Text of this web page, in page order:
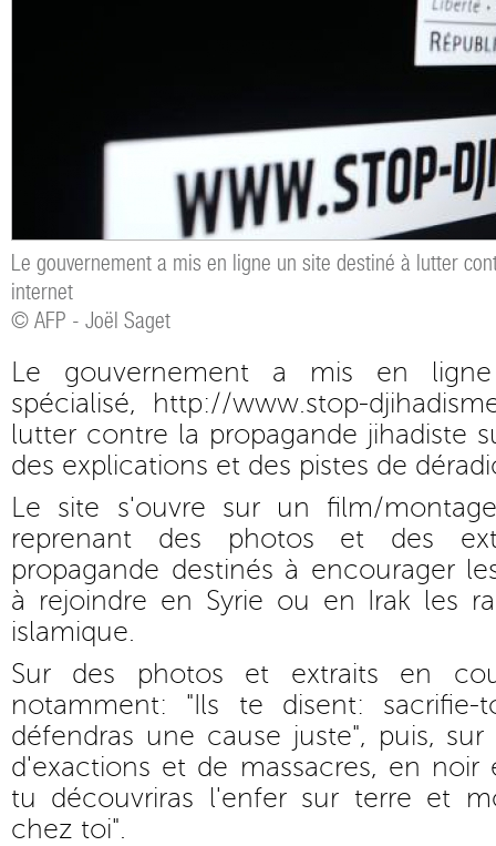
Le gouvernement a mis en ligne un site destiné à lutter
internet
© AFP - Joël Saget
Le gouvernement a mis en
spécialisé, http://www.stop-
lutter contre la propagande jihadiste
des explications et des pistes de
Le site s'ouvre sur un film/
reprenant des photos et des
propagande destinés à encourager
à rejoindre en Syrie ou en Irak les
islamique.
Sur des photos et extraits en
notamment: "Ils te disent:
défendras une cause juste", puis,
d'exactions et de massacres, en noir
tu découvriras l'enfer sur terre et
chez toi".